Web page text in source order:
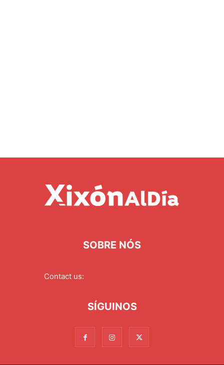
SOBRE NÓS
Contact us:
SÍGUINOS